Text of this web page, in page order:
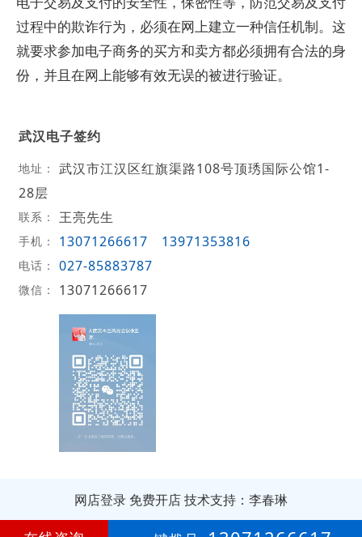
过程中的欺诈行为，必须在网上建立一种信任机制。这
就要求参加电子商务的买方和卖方都必须拥有合法的身
份，并且在网上能够有效无误的被进行验证。
武汉电子签约
地址：
武汉市江汉区红旗渠路108号顶琇国际公馆1-
28层
联系： 王亮先生
手机： 13071266617 13971353816
电话： 027-85883787
微信： 13071266617
网店登录 免费开店技术支持：李春琳
第6年